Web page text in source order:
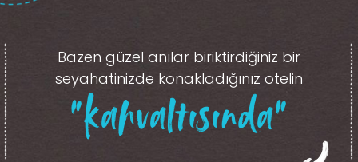
Bazen güzel anılar biriktirdiğiniz bir
seyahatinizde konakladığınız otelin
“kahvaltısında”